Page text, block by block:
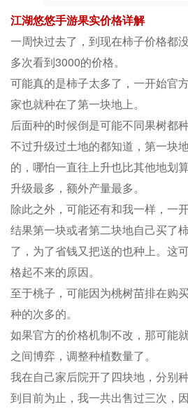
江湖悠悠手游果实价格详解
一周快过去了，到现在柿子价格都
多次看到3000的价格。
可能真的是柿子太多了，一开始官
家也就种在了第一块地上。
后面种的时候倒是可能不同果树都
不过升级过土地的都知道，第一块
的，哪怕一直往上升也比其他地划
升级最多，额外产量最多。
除此之外，可能还有和我一样，一
结果第一块或者第二块地自己买了
了，为了省钱又把送的也种上。这
格起不来的原因。
至于桃子，可能因为桃树苗排在购
种的次多的。
如果官方的价格机制不改，那可能
之间博弈，调整种植数量了。
我在自己家后院开了四块地，分别
到目前为止，我一共出售过三次，